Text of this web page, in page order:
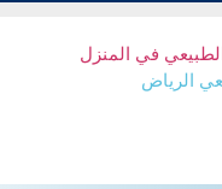
الطبيعي في المنزل
الرياض